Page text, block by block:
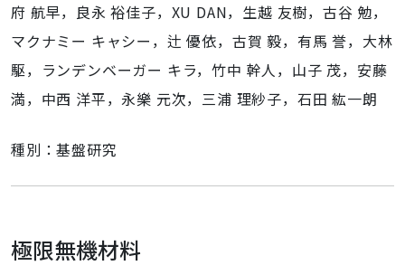
府 航早，良永 裕佳子，XU DAN，生越 友樹，古谷 勉，
マクナミー キャシー，辻 優依，古賀 毅，有馬 誉，大林
駆，ランデンベーガー キラ，竹中 幹人，山子 茂，安藤
満，中西 洋平，永樂 元次，三浦 理紗子，石田 紘一朗
種別：基盤研究
極限無機材料